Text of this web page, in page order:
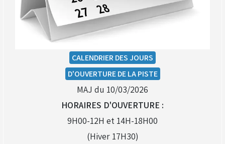
CALENDRIER DES JOURS
D'OUVERTURE DE LA PISTE
MAJ du 10/03/2026
HORAIRES D'OUVERTURE :
9H00-12H et 14H-18H00
(Hiver 17H30)